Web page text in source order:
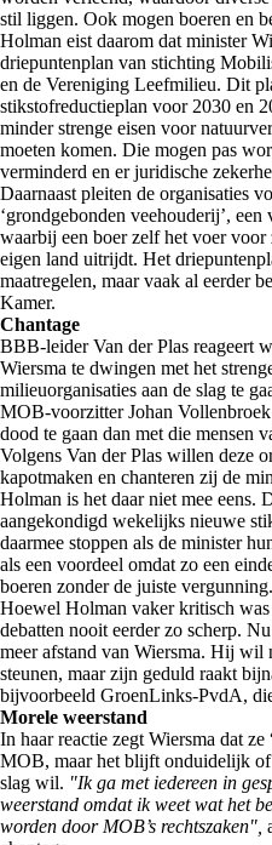
stil liggen. Ook mogen boeren en
Holman eist daarom dat minister
driepuntenplan van stichting
en de Vereniging Leefmilieu. Dit
stikstofreductieplan voor 2030 en
minder strenge eisen voor
moeten komen. Die mogen pas
verminderd en er juridische
Daarnaast pleiten de organisaties
‘grondgebonden veehouderij’,
waarbij een boer zelf het voer
eigen land uitrijdt. Het
maatregelen, maar vaak al eerder
Kamer.
Chantage
BBB-leider Van der Plas reageert
Wiersma te dwingen met het
milieuorganisaties aan de slag te
MOB-voorzitter Johan
dood te gaan dan met die mensen
Volgens Van der Plas willen deze
kapotmaken en chanteren zij de
Holman is het daar niet mee eens.
aangekondigd wekelijks nieuwe
daarmee stoppen als de minister
als een voordeel omdat zo een
boeren zonder de juiste vergunning.
Hoewel Holman vaker kritisch was
debatten nooit eerder zo scherp.
meer afstand van Wiersma. Hij wil
steunen, maar zijn geduld raakt
bijvoorbeeld GroenLinks-PvdA,
Morele weerstand
In haar reactie zegt Wiersma dat
MOB, maar het blijft onduidelijk of
slag wil. "Ik ga met iedereen in
weerstand omdat ik weet wat het
worden door MOB’s rechtszaken",